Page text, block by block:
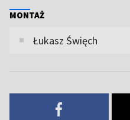
MONTAŻ
Łukasz Święch